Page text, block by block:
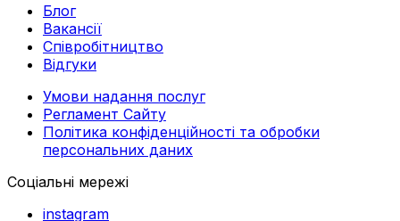
Блог
Вакансії
Співробітництво
Відгуки
Умови надання послуг
Регламент Сайту
Політика конфіденційності та обробки
персональних даних
Соціальні мережі
instagram